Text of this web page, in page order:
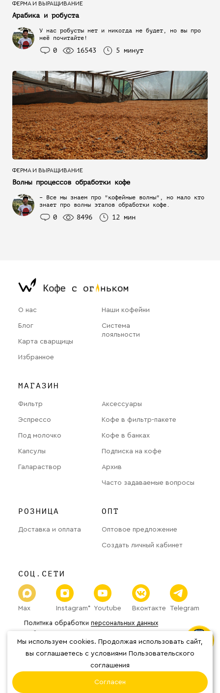
ФЕРМА И ВЫРАЩИВАНИЕ
Арабика и робуста
У нас робусты нет и никогда не будет, но вы про
неё почитайте!
0 16543 5 минут
ФЕРМА И ВЫРАЩИВАНИЕ
Волны процессов обработки кофе
– Все мы знаем про "кофейные волны", но мало кто
знает про волны этапов обработки кофе.
0 8496 12 мин
О нас
Блог
Карта сварщицы
Избранное
Наши кофейни
Система
лояльности
МАГАЗИН
Фильтр
Эспрессо
Под молочко
Капсулы
Галараствор
Аксессуары
Кофе в фильтр-пакете
Кофе в банках
Подписка на кофе
Архив
Часто задаваемые вопросы
РОЗНИЦА
Доставка и оплата
ОПТ
Оптовое предложение
Создать личный кабинет
СОЦ.СЕТИ
Max Instagram* Youtube Вконтакте Telegram
Политика обработки персональных данных
© 2026 «The Welder Catherine» Все права защищены.
*Организация Meta Platforms Inc.
(соцсети Фейсбук, Инстаграм) признана
экстремистской, её деятельность
запрещена на территории РФ.
Мы используем cookies. Продолжая использовать сайт,
вы соглашаетесь с условиями Пользовательского
соглашения
Согласен